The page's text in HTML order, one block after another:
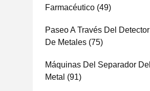
Farmacéutico (49)
Paseo A Través Del Detector
De Metales (75)
Máquinas Del Separador Del
Metal (91)